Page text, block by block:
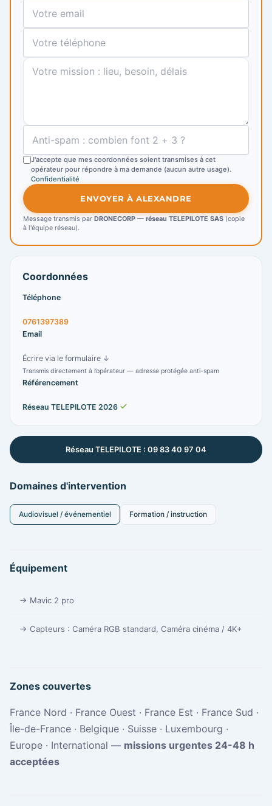
Domaines d'intervention
Audiovisuel / événementiel Formation / instruction
Équipement
→ Mavic 2 pro
→ Capteurs : Caméra RGB standard, Caméra cinéma / 4K+
Zones couvertes
France Nord · France Ouest · France Est · France Sud ·
Île-de-France · Belgique · Suisse · Luxembourg ·
Europe · International — missions urgentes 24-48 h
acceptées
J'accepte que mes coordonnées soient transmises à cet
opérateur pour répondre à ma demande (aucun autre usage).
Confidentialité
ENVOYER À ALEXANDRE
Message transmis par DRONECORP — réseau TELEPILOTE SAS (copie
à l'équipe réseau).
Coordonnées
Téléphone
0761397389
Email
Écrire via le formulaire ↓
Transmis directement à l’opérateur — adresse protégée anti-spam
Référencement
Réseau TELEPILOTE 2026
Réseau TELEPILOTE : 09 83 40 97 04